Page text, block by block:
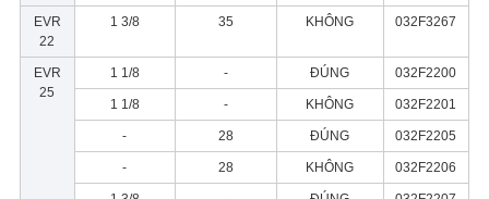
EVR
22
1 3/8 35 KHÔNG 032F3267
EVR
25
1 1/8 - ĐÚNG 032F2200
1 1/8 - KHÔNG 032F2201
- 28 ĐÚNG 032F2205
- 28 KHÔNG 032F2206